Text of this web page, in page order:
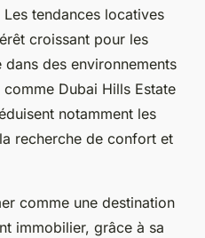
tendances locatives
croissant pour les
des environnements
Dubai Hills Estate
notamment les
recherche de confort et
comme une destination
immobilier, grâce à sa